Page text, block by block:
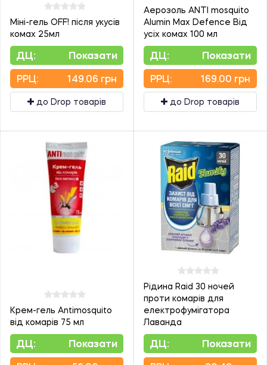
Міні-гель OFF! після укусів
комах 25мл
ДЦ: Показати
PPЦ: 149.06 грн
до Drop товарів
Аерозоль ANTI mosquito
Alumin Max Defence Від
усіх комах 100 мл
ДЦ: Показати
PPЦ: 169.00 грн
до Drop товарів
Крем-гель Antimosquito
від комарів 75 мл
ДЦ: Показати
Рідина Raid 30 ночей
проти комарів для
електрофумігатора
Лаванда
ДЦ: Показати